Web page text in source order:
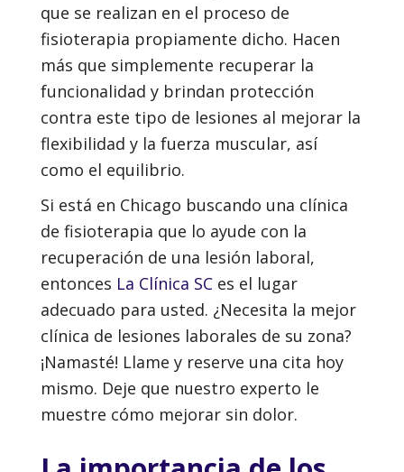
que se realizan en el proceso de
fisioterapia propiamente dicho. Hacen
más que simplemente recuperar la
funcionalidad y brindan protección
contra este tipo de lesiones al mejorar la
flexibilidad y la fuerza muscular, así
como el equilibrio.
Si está en Chicago buscando una clínica
de fisioterapia que lo ayude con la
recuperación de una lesión laboral,
entonces La Clínica SC es el lugar
adecuado para usted. ¿Necesita la mejor
clínica de lesiones laborales de su zona?
¡Namasté! Llame y reserve una cita hoy
mismo. Deje que nuestro experto le
muestre cómo mejorar sin dolor.